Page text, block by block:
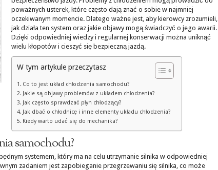
poważnych usterek, które często dają znać o sobie w najmniej
oczekiwanym momencie. Dlatego ważne jest, aby kierowcy zrozumieli,
jak działa ten system oraz jakie objawy mogą świadczyć o jego awarii.
Dzięki odpowiedniej wiedzy i regularnej konserwacji można uniknąć
wielu kłopotów i cieszyć się bezpieczną jazdą.
W tym artykule przeczytasz
Co to jest układ chłodzenia samochodu?
Jakie są objawy problemów z układem chłodzenia?
Jak często sprawdzać płyn chłodzący?
Jak dbać o chłodnicę i inne elementy układu chłodzenia?
Kiedy warto udać się do mechanika?
samochodu?
systemem, który ma na celu utrzymanie silnika w odpowiedniej
zadaniem jest zapobieganie przegrzewaniu się silnika, co może